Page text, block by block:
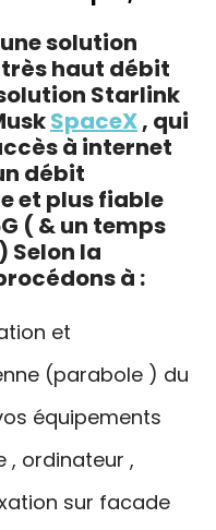
solution
haut débit
Starlink
SpaceX, qui
à internet
débit
et plus fiable
( & un temps
Selon la
à :
et
(parabole ) du
équipements
, ordinateur ,
sur facade